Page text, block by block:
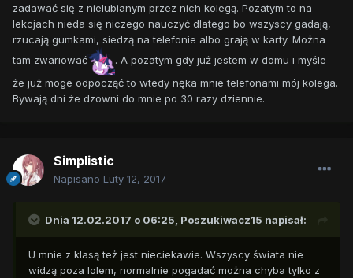
zadawać się z nielubianym przez nich kolegą. Pozatym to na
lekcjach nieda się niczego nauczyć dlatego bo wszyscy gadają,
rzucają gumkami, siedzą na telefonie albo grają w karty. Można
tam zwariować
. A pozatym gdy już jestem w domu i myśle
że już moge odpocząć to wtedy nęka mnie telefonami mój kolega.
Bywają dni że dzowni do mnie po 30 razy dziennie.
Simplistic
Napisano Luty 12, 2017
Dnia 12.02.2017 o 06:25, Poszukiwacz15 napisał:
U mnie z klasą też jest nieciekawie. Wszyscy świata nie
widzą poza lolem, normalnie pogadać można chyba tylko z